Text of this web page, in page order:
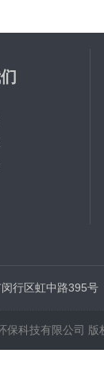
行区虹中路395号
保科技有限公司